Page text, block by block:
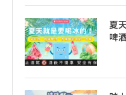
夏
啤